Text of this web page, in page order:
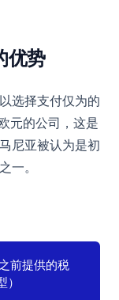
优势
选择支付仅为的
元的公司，这是
尼亚被认为是初
一。
前提供的税